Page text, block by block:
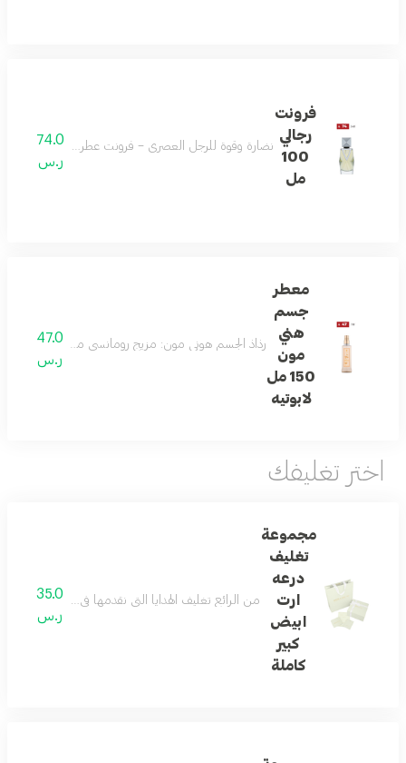
فرونت
رجالي
100
مل
نضارة وقوة للرجل العصري – فرونت عطر رجالي منعش
74.0
ر.س
معطر
جسم
هني
مون
150 مل
لابوتيه
رذاذ الجسم هوني مون: مزيج رومانسي من البرغموت،
47.0
ر.س
اختر تغليفك
مجموعة
تغليف
درعه
ارت
ابيض
كبير
كاملة
من الرائع تغليف الهدايا التي نقدمها في حياتنا ...
35.0
ر.س